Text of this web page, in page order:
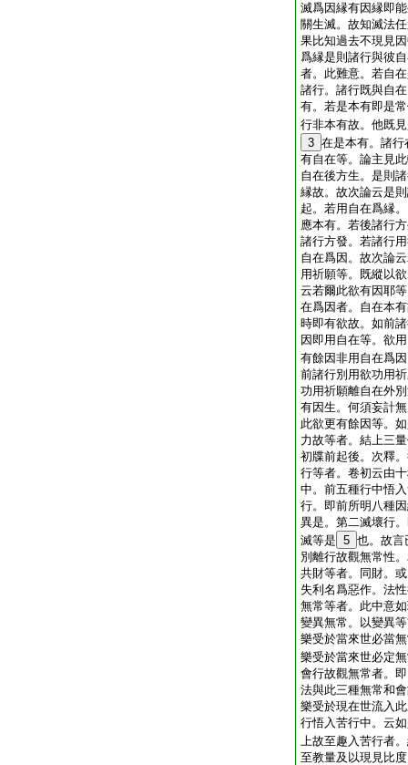
滅爲因縁有因縁即
關生滅。故知滅法
果比知過去不現見
爲縁是則諸行與彼
者。此難意。若自
諸行。諸行既與自
有。若是本有即是
行非本有故。他既
3 在是本有。諸
有自在等。論主見
自在後方生。是則
縁故。故次論云是
起。若用自在爲縁
應本有。若後諸行
諸行方發。若諸行
自在爲因。故次論
用祈願等。既縱以
云若爾此欲有因耶
在爲因者。自在本
時即有欲故。如前
因即用自在等。欲
有餘因非用自在爲
前諸行別用欲功用
功用祈願離自在外
有因生。何須妄計
此欲更有餘因等。
力故等者。結上三
初牒前起後。次釋
行等者。卷初云由
中。前五種行中悟
行。即前所明八種
異是。第二滅壞行
滅等是 5 也。故言
別離行故觀無常性
共財等者。同財。
失利名爲惡作。法
無常等者。此中意
變異無常。以變異
樂受於當來世必當
樂受於當來世必定
會行故觀無常者。
法與此三種無常和
樂受於現在世流入
行悟入苦行中。云
上故至趣入苦行者
至教量及以現見比